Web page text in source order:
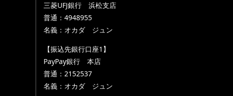
三菱UFJ銀行 浜松支店
普通：4948955
名義：オカダ ジュン
【振込先銀行口座1】
PayPay銀行 本店
普通：2152537
名義：オカダ ジュン